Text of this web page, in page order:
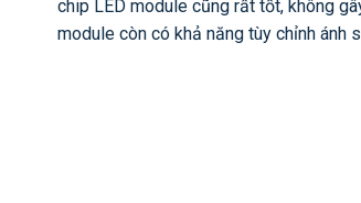
chip LED module cũng rất tốt, không
module còn có khả năng tùy chỉnh ánh